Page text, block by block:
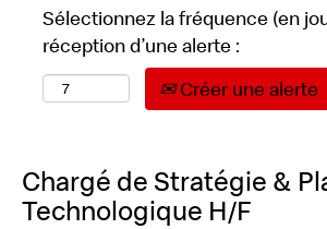
Sélectionnez la fréquence (en
réception d’une alerte :
Créer une alerte
Chargé de Stratégie &
Technologique H/F